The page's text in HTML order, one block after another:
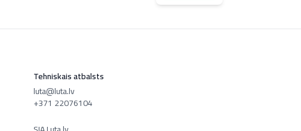
Tehniskais atbalsts
luta@luta.lv
+371 22076104